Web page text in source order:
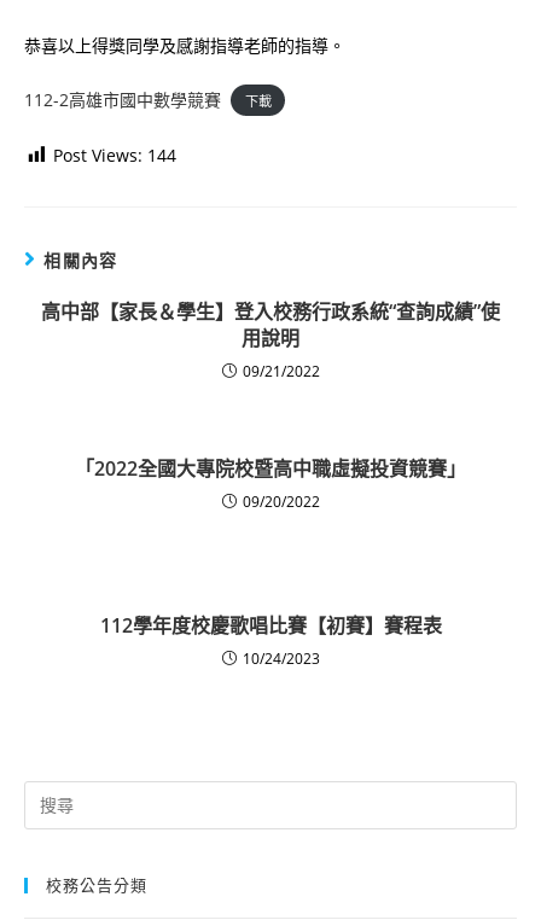
恭喜以上得獎同學及感謝指導老師的指導。
112-2高雄市國中數學競賽 下載
Post Views: 144
相關內容
高中部【家長＆學生】登入校務行政系統“查詢成績”使
用說明
09/21/2022
「2022全國大專院校暨高中職虛擬投資競賽」
09/20/2022
112學年度校慶歌唱比賽【初賽】賽程表
10/24/2023
Search
for:
校務公告分類